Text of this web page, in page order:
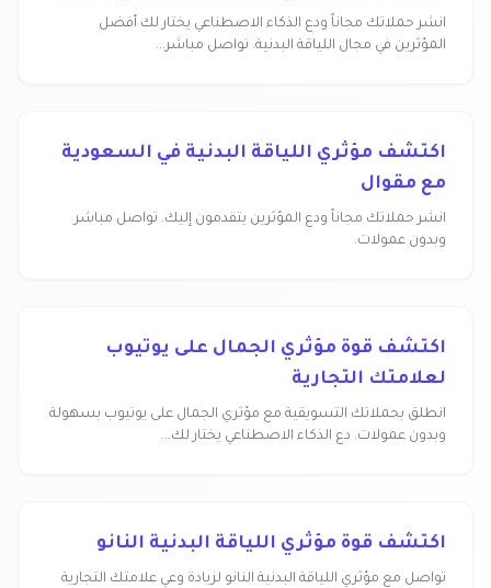
انشر حملاتك مجاناً ودع الذكاء الاصطناعي يختار لك أفضل
المؤثرين في مجال اللياقة البدنية. تواصل مباشر...
اكتشف مؤثري اللياقة البدنية في السعودية
مع مقوال
انشر حملاتك مجاناً ودع المؤثرين يتقدمون إليك. تواصل مباشر
وبدون عمولات.
اكتشف قوة مؤثري الجمال على يوتيوب
لعلامتك التجارية
انطلق بحملاتك التسويقية مع مؤثري الجمال على يوتيوب بسهولة
وبدون عمولات. دع الذكاء الاصطناعي يختار لك...
اكتشف قوة مؤثري اللياقة البدنية النانو
تواصل مع مؤثري اللياقة البدنية النانو لزيادة وعي علامتك التجارية